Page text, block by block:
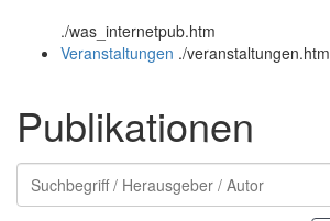
und
schließen
./was_internetpub.htm
Veranstaltungen ./veranstaltungen.htm
Publikationen